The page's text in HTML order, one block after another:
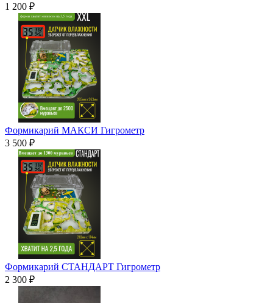
1 200 ₽
Формикарий МАКСИ Гигрометр
3 500 ₽
Формикарий СТАНДАРТ Гигрометр
2 300 ₽